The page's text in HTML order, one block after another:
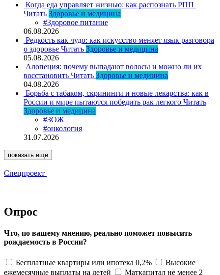
Когда еда управляет жизнью: как распознать РПП
Читать Здоровье и медицина
#Здоровое питание
06.08.2026
Редкость как чудо: как искусство меняет язык разговора
о здоровье Читать Здоровье и медицина
05.08.2026
Алопеция: почему выпадают волосы и можно ли их
восстановить Читать Здоровье и медицина
04.08.2026
Борьба с табаком, скрининги и новые лекарства: как в
России и мире пытаются победить рак легкого Читать
Здоровье и медицина
#ЗОЖ
#онкология
31.07.2026
показать еще
Спецпроект
Опрос
Что, по вашему мнению, реально поможет повысить
рождаемость в России?
Бесплатные квартиры или ипотека 0,2%
Высокие
ежемесячные выплаты на детей
Маткапитал не менее 2